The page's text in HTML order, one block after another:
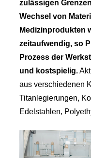
zulässigen
Wechsel von
Medizinprodukten
zeitaufwendig, so
Prozess der
und kostspielig.
aus verschiedenen
Titanlegierungen,
Edelstahlen,